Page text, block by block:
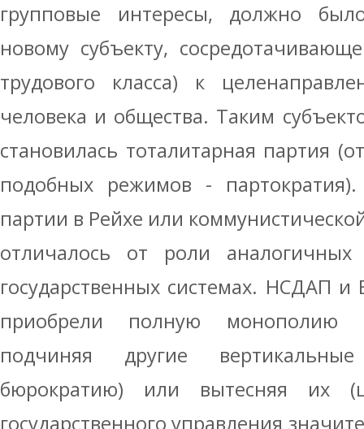
групповые интересы, должно
новому субъекту,
трудового класса) к
человека и общества. Таким
становилась тоталитарная партия
подобных режимов -
партии в Рейхе или
отличалось от роли
государственных системах. НСДАП
приобрели полную монополию
подчиняя другие
бюрократию) или вытесняя их
государственного управления